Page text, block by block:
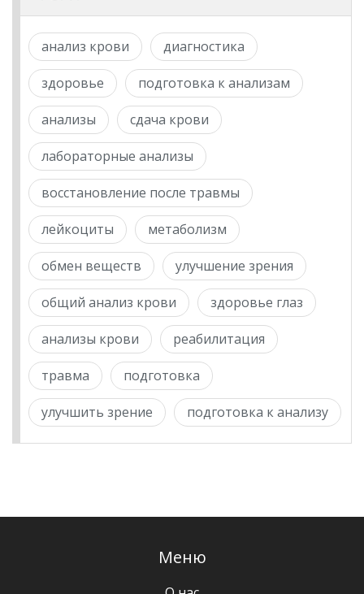
анализ крови диагностика
здоровье подготовка к анализам
анализы сдача крови
лабораторные анализы
восстановление после травмы
лейкоциты метаболизм
обмен веществ улучшение зрения
общий анализ крови здоровье глаз
анализы крови реабилитация
травма подготовка
улучшить зрение подготовка к анализу
Меню